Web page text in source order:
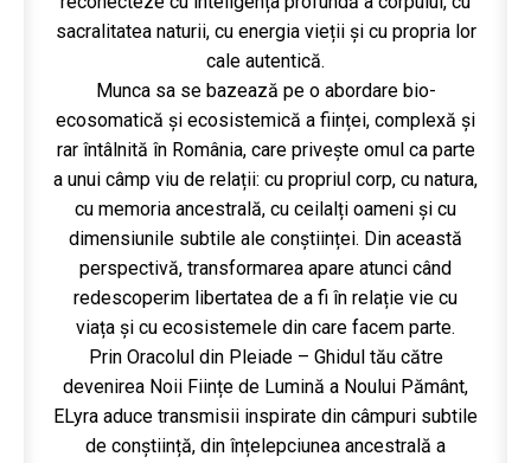
sacralitatea naturii, cu energia vieții și cu propria lor
cale autentică.
Munca sa se bazează pe o abordare bio-
ecosomatică și ecosistemică a ființei, complexă și
rar întâlnită în România, care privește omul ca parte
a unui câmp viu de relații: cu propriul corp, cu natura,
cu memoria ancestrală, cu ceilalți oameni și cu
dimensiunile subtile ale conștiinței. Din această
perspectivă, transformarea apare atunci când
redescoperim libertatea de a fi în relație vie cu
viața și cu ecosistemele din care facem parte.
Prin Oracolul din Pleiade – Ghidul tău către
devenirea Noii Ființe de Lumină a Noului Pământ,
ELyra aduce transmisii inspirate din câmpuri subtile
de conștiință, din înțelepciunea ancestrală a